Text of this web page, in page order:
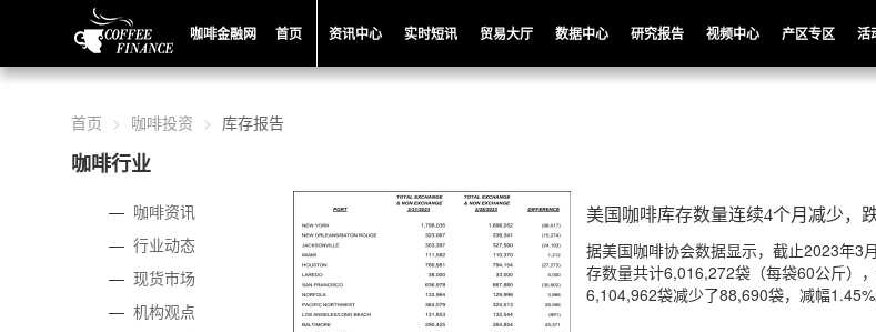
咖啡金融网 首页 资讯中心 实时短讯 贸易大厅 数据中心 研究报告 视频中心 产区专区 活
首页 咖啡投资 库存报告
咖啡行业
— 咖啡资讯
—行业动态
—现货市场
—机构观点
美国咖啡库存数量连续4个月减少，
据美国咖啡协会数据显示，截止2023年3
存数量共计6,016,272袋（每袋60公斤）
6,104,962袋减少了88,690袋，减幅1.45%